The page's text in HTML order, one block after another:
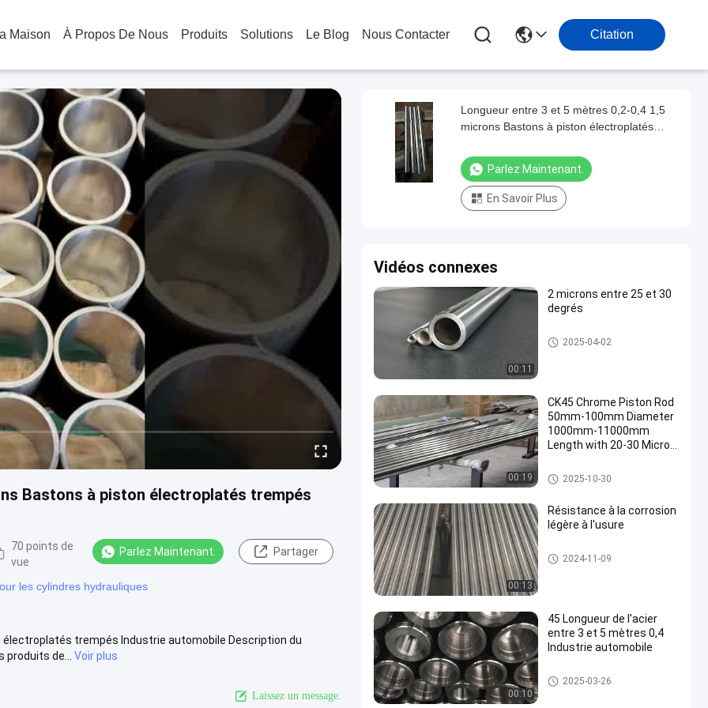
Maison À Propos De Nous Produits Solutions Le Blog Nous Contacter Citation
Bastons à piston électroplatés trempés
70 points de
vue
Parlez Maintenant. Partager
les cylindres hydrauliques
trempés Industrie automobile Description du
de...
Voir plus
Laissez un message.
Longueur entre 3 et 5 mètres 0,2-0,4 1,5
microns Bastons à piston électroplatés
Parlez Maintenant.
En Savoir Plus
Vidéos connexes
00:11
2 microns entre 25 et 30
degrés
Rameau de piston électroplaq
ué trempé
2025-04-02
00:19
CK45 Chrome Piston Rod
50mm-100mm Diameter
1000mm-11000mm
Length with 20-30 Micron
Tige de piston chromée
2025-10-30
00:13
Résistance à la corrosion
légère à l'usure
Barre métallique creuse
2024-11-09
00:10
45 Longueur de l'acier
entre 3 et 5 mètres 0,4
Industrie automobile
Barre à piston creuse
2025-03-26